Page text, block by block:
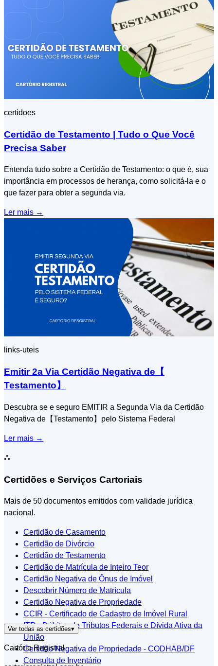
certidoes
Certidão de Testamento | Tudo o Que Você
Precisa Saber
Entenda tudo sobre a Certidão de Testamento: o que é, sua
importância em processos de herança, como solicitá-la e o
que fazer para obter a segunda via.
Ler mais →
links-uteis
Emitir 2a Via Certidão Negativa de【​
Testamento】
Descubra se e seguro EMITIR a Segunda Via da Certidão
Negativa de【​Testamento】pelo Sistema Federal
Ler mais →
⛬
Certidões e Serviços Cartoriais
Mais de 50 documentos emitidos com validade jurídica
nacional.
Certidão de Casamento
Certidão de Divórcio
Certidão de Testamento
Certidão de Matrícula de Inteiro Teor
Certidão Negativa de Ônus de Imóvel
Descobrir Número de Matrícula
Certidão Negativa de Propriedade
CCIR - Certificado de Cadastro de Imóvel Rural
ITR - Débitos de Tributos Federais e Dívida Ativa da
União
Certidão Negativa de Propriedade - CODHAB/DF
Consulta de Inventário
Ver todas as certidões▾
Cartório Registral